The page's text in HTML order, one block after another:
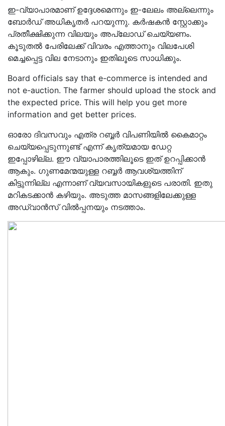
ഇ-വ്യാപാരമാണ് ഉദ്ദേശമെന്നും ഇ-ലേലം അല്ലെന്നും
ബോർഡ് അധികൃതർ പറയുന്നു. കർഷകൻ സ്റ്റോക്കും
പ്രതീക്ഷിക്കുന്ന വിലയും അപ്ലോഡ് ചെയ്യണം.
കൂടുതൽ പേരിലേക്ക് വിവരം എത്താനും വിലപേശി
മെച്ചപ്പെട്ട വില നേടാനും ഇതിലൂടെ സാധിക്കും.
Board officials say that e-commerce is intended and
not e-auction. The farmer should upload the stock and
the expected price. This will help you get more
information and get better prices.
ഓരോ ദിവസവും എത്ര റബ്ബർ വിപണിയിൽ കൈമാറ്റം
ചെയ്യപ്പെടുന്നുണ്ട് എന്ന് കൃത്യമായ ഡേറ്റ
ഇപ്പോഴില്ല. ഈ വ്യാപാരത്തിലൂടെ ഇത് ഉറപ്പിക്കാൻ
ആകും. ഗുണമേന്മയുള്ള റബ്ബർ ആവശ്യത്തിന്
കിട്ടുന്നില്ല എന്നാണ് വ്യവസായികളുടെ പരാതി. ഇതു
മറികടക്കാൻ കഴിയും. അടുത്ത മാസങ്ങളിലേക്കുള്ള
അഡ്വാൻസ് വിൽപ്പനയും നടത്താം.